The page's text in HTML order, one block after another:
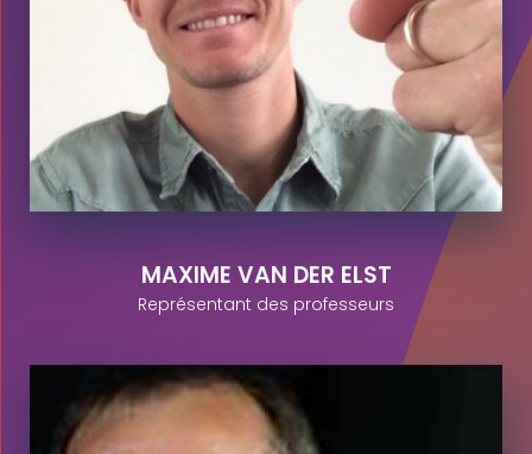
MAXIME VAN DER ELST
Représentant des professeurs